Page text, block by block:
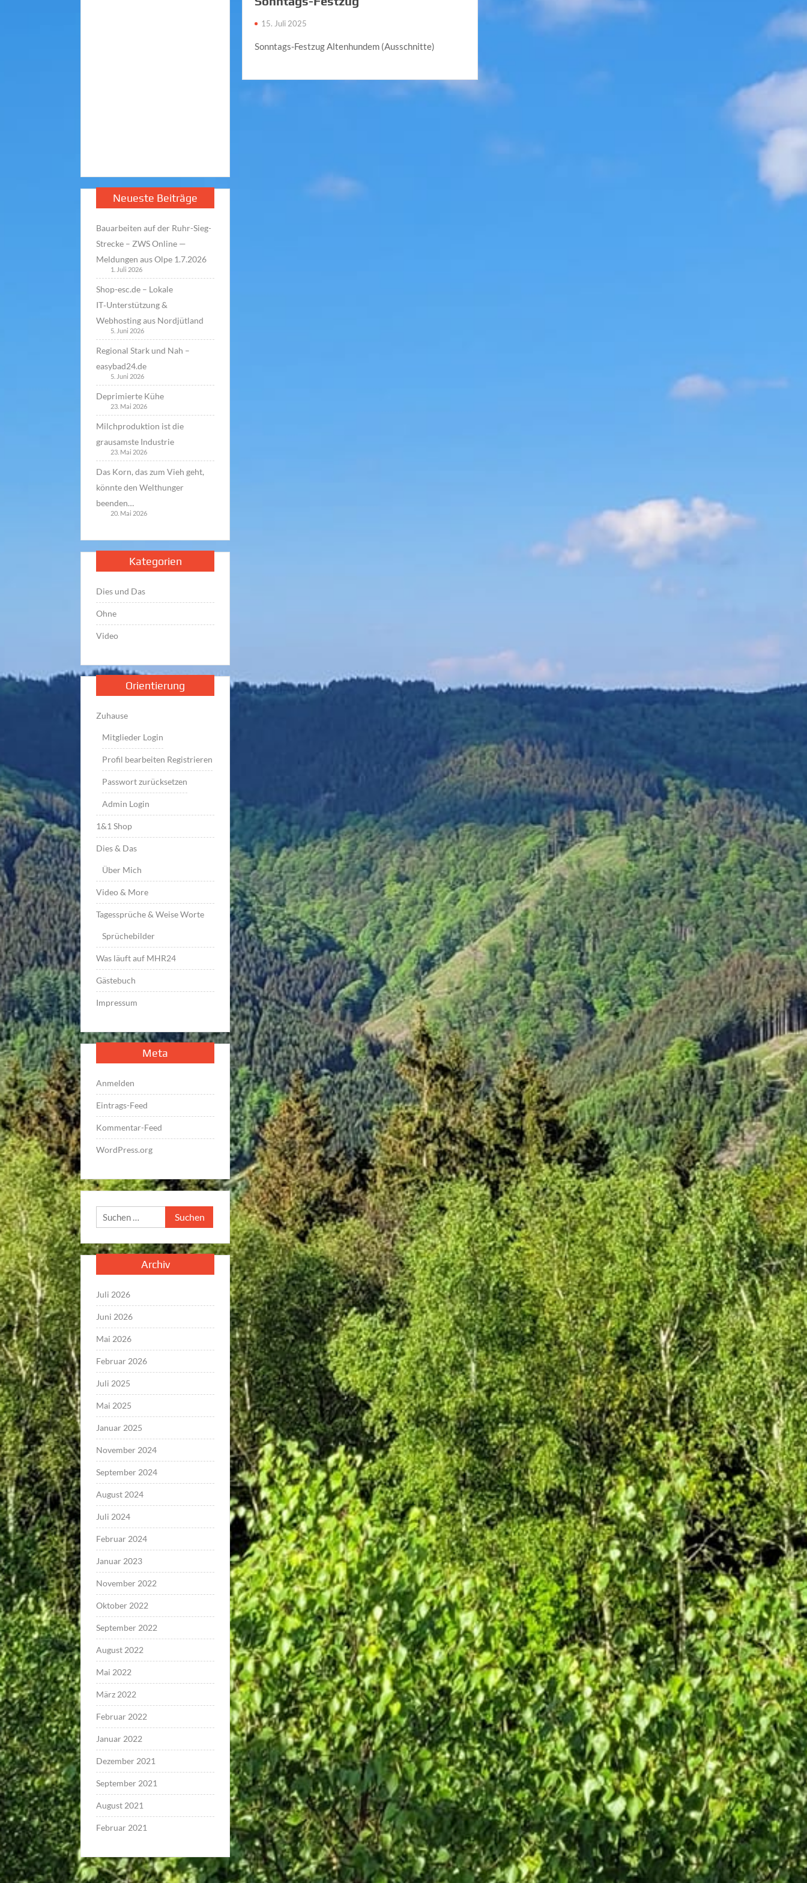
15. Juli 2025
Sonntags-Festzug Altenhundem (Ausschnitte)
Neueste Beiträge
Bauarbeiten auf der Ruhr-Sieg-
Strecke – ZWS Online —
Meldungen aus Olpe 1.7.2026
1. Juli 2026
Shop-esc.de – Lokale
IT‑Unterstützung &
Webhosting aus Nordjütland
5. Juni 2026
Regional Stark und Nah –
easybad24.de
5. Juni 2026
Deprimierte Kühe
23. Mai 2026
Milchproduktion ist die
grausamste Industrie
23. Mai 2026
Das Korn, das zum Vieh geht,
könnte den Welthunger
beenden…
20. Mai 2026
Kategorien
Dies und Das
Ohne
Video
Orientierung
Zuhause
Mitglieder Login
Profil bearbeiten Registrieren
Passwort zurücksetzen
Admin Login
1&1 Shop
Dies & Das
Über Mich
Video & More
Tagessprüche & Weise Worte
Sprüchebilder
Was läuft auf MHR24
Gästebuch
Impressum
Meta
Anmelden
Eintrags-Feed
Kommentar-Feed
WordPress.org
Suchen
nach:
Archiv
Juli 2026
Juni 2026
Mai 2026
Februar 2026
Juli 2025
Mai 2025
Januar 2025
November 2024
September 2024
August 2024
Juli 2024
Februar 2024
Januar 2023
November 2022
Oktober 2022
September 2022
August 2022
Mai 2022
März 2022
Februar 2022
Januar 2022
Dezember 2021
September 2021
August 2021
Februar 2021